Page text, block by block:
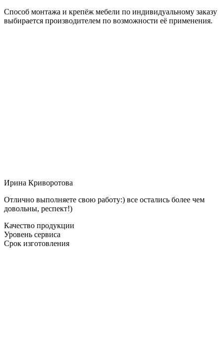
Способ монтажа и крепёж мебели по индивидуальному заказу
выбирается производителем по возможности её применения.
Ирина Криворотова
Отлично выполняете свою работу:) все остались более чем
довольны, респект!)
Качество продукции
Уровень сервиса
Срок изготовления